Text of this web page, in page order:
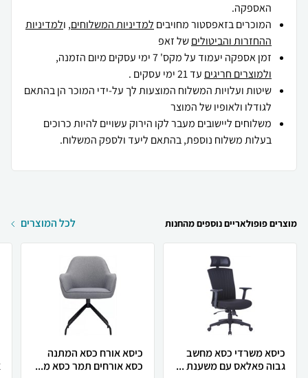
האספקה.
המוכרים בזאפסטור מחויבים למדיניות המשלוחים, ולמדיניות
ההחזרות והביטוליםשל זאפ
זמן אספקה יעמוד על מקס' 7 ימי עסקים מיום הזמנה,
ולמוצרים חריגים עד 21 ימי עסקים .
שיטות ועלויות המשלוח המוצעות לך על-ידי המוכר הן בהתאם
לגודלו ולאופיו של המוצר
משלוחים ליישובים מעבר לקו הירוק עשויים להיות כרוכים
בעלות משלוח נוספת, בהתאם ליעד ולספק המשלוח.
מוצרים פופולאריים נוספים מהחנות לכל המוצרים
כיסא משרדי כסא מחשב
גבוה פאלאס עם משענת ...
כיסא אורח כסא המתנה
כסא אורחים תמר כסא מ...